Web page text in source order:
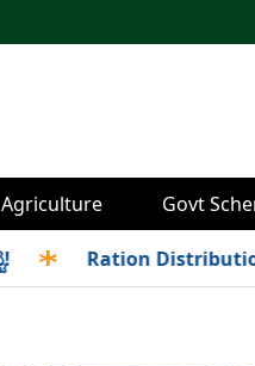
Agriculture Govt
Ration Distribution-